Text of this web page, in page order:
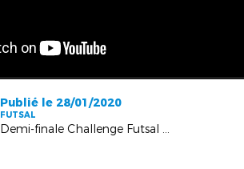
Publié le 28/01/2020
FUTSAL
Demi-finale Challenge Futsal Alsace : Espérance Futsal Rouffach – AJF Hautepierre : 6-6 (4tab3)